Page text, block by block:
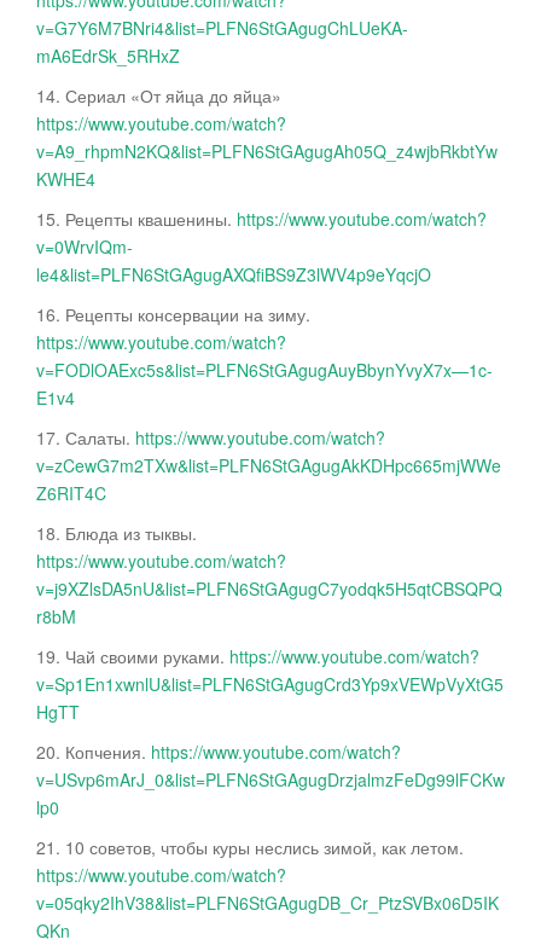
v=G7Y6M7BNri4&list=PLFN6StGAgugChLUeKA-
mA6EdrSk_5RHxZ
14. Сериал «От яйца до яйца»
https://www.youtube.com/watch?
v=A9_rhpmN2KQ&list=PLFN6StGAgugAh05Q_z4wjbRkbtYw
KWHE4
15. Рецепты квашенины. https://www.youtube.com/watch?
v=0WrvIQm-
le4&list=PLFN6StGAgugAXQfiBS9Z3lWV4p9eYqcjO
16. Рецепты консервации на зиму.
https://www.youtube.com/watch?
v=FODlOAExc5s&list=PLFN6StGAgugAuyBbynYvyX7x—1c-
E1v4
17. Салаты. https://www.youtube.com/watch?
v=zCewG7m2TXw&list=PLFN6StGAgugAkKDHpc665mjWWe
Z6RIT4C
18. Блюда из тыквы.
https://www.youtube.com/watch?
v=j9XZlsDA5nU&list=PLFN6StGAgugC7yodqk5H5qtCBSQPQ
r8bM
19. Чай своими руками. https://www.youtube.com/watch?
v=Sp1En1xwnlU&list=PLFN6StGAgugCrd3Yp9xVEWpVyXtG5
HgTT
20. Копчения. https://www.youtube.com/watch?
v=USvp6mArJ_0&list=PLFN6StGAgugDrzjalmzFeDg99lFCKw
lp0
21. 10 советов, чтобы куры неслись зимой, как летом.
https://www.youtube.com/watch?
v=05qky2IhV38&list=PLFN6StGAgugDB_Cr_PtzSVBx06D5IK
QKn